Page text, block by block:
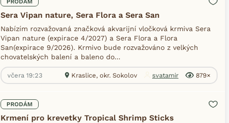
Sera Vipan nature, Sera Flora a Sera San
Nabízím rozvažovaná značková akvarijní vločková krmiva Sera
Vipan nature (expirace 4/2027) a Sera Flora a Flora
San(expirace 9/2026). Krmivo bude rozvažováno z velkých
chovatelských balení a baleno do...
včera 19:23 Kraslice, okr. Sokolov svatamir 879×
PRODÁM
Krmení pro krevetky Tropical Shrimp Sticks